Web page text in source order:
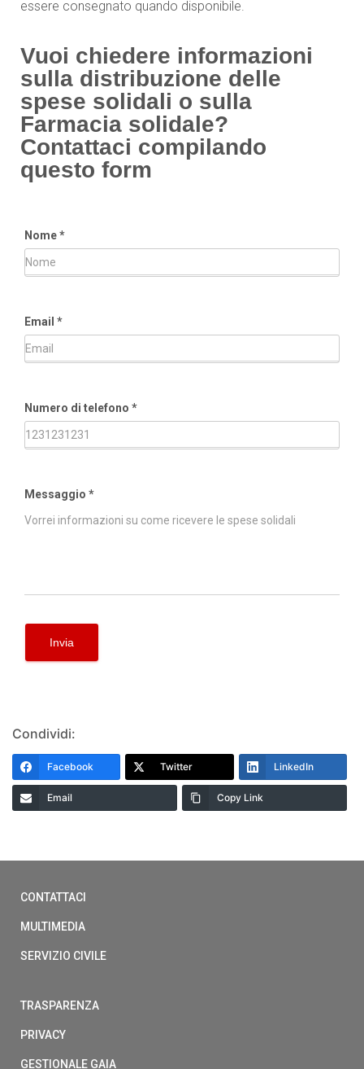
essere consegnato quando disponibile.
Vuoi chiedere informazioni
sulla distribuzione delle
spese solidali o sulla
Farmacia solidale?
Contattaci compilando
questo form
Nome*
Email *
Numero di telefono *
Messaggio *
Invia
Condividi:
Facebook Twitter LinkedIn
Email Copy Link
CONTATTACI
MULTIMEDIA
SERVIZIO CIVILE
TRASPARENZA
PRIVACY
GESTIONALE GAIA